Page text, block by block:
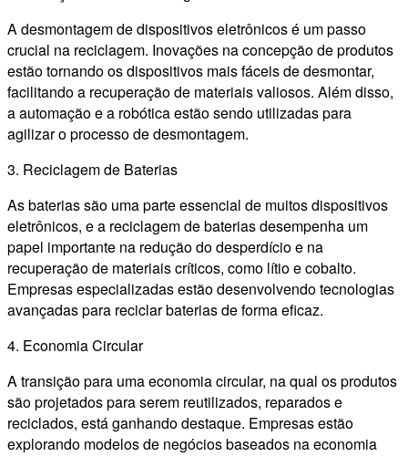
A desmontagem de dispositivos eletrônicos é um passo
crucial na reciclagem. Inovações na concepção de produtos
estão tornando os dispositivos mais fáceis de desmontar,
facilitando a recuperação de materiais valiosos. Além disso,
a automação e a robótica estão sendo utilizadas para
agilizar o processo de desmontagem.
3. Reciclagem de Baterias
As baterias são uma parte essencial de muitos dispositivos
eletrônicos, e a reciclagem de baterias desempenha um
papel importante na redução do desperdício e na
recuperação de materiais críticos, como lítio e cobalto.
Empresas especializadas estão desenvolvendo tecnologias
avançadas para reciclar baterias de forma eficaz.
4. Economia Circular
A transição para uma economia circular, na qual os produtos
são projetados para serem reutilizados, reparados e
reciclados, está ganhando destaque. Empresas estão
explorando modelos de negócios baseados na economia